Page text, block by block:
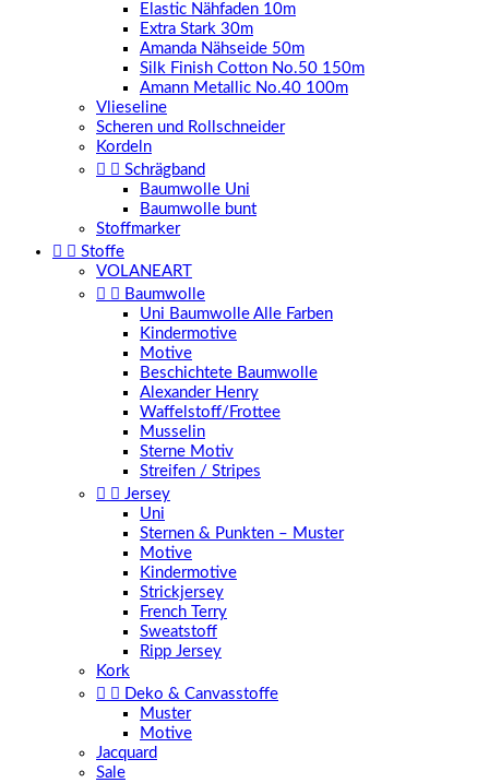
Elastic Nähfaden 10m
Extra Stark 30m
Amanda Nähseide 50m
Silk Finish Cotton No.50 150m
Amann Metallic No.40 100m
Vlieseline
Scheren und Rollschneider
Kordeln
  Schrägband
Baumwolle Uni
Baumwolle bunt
Stoffmarker
  Stoffe
VOLANEART
  Baumwolle
Uni Baumwolle Alle Farben
Kindermotive
Motive
Beschichtete Baumwolle
Alexander Henry
Waffelstoff/Frottee
Musselin
Sterne Motiv
Streifen / Stripes
  Jersey
Uni
Sternen & Punkten – Muster
Motive
Kindermotive
Strickjersey
French Terry
Sweatstoff
Ripp Jersey
Kork
  Deko & Canvasstoffe
Muster
Motive
Jacquard
Sale